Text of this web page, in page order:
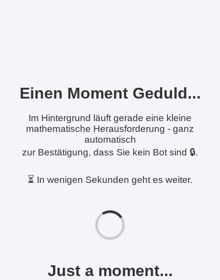
Einen Moment Geduld...
Im Hintergrund läuft gerade eine kleine
mathematische Herausforderung - ganz
automatisch
zur Bestätigung, dass Sie kein Bot sind 🔒.
⏳ In wenigen Sekunden geht es weiter.
Just a moment...